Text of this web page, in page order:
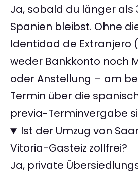
Ja, sobald du länger als
Spanien bleibst. Ohne
Identidad de Extranjero
weder Bankkonto noch
oder Anstellung – am
Termin über die
previa-Terminvergabe
Ist der Umzug von
Vitoria-Gasteiz zollfrei?
Ja, private